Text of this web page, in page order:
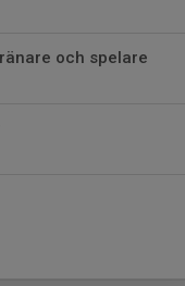
och spelare